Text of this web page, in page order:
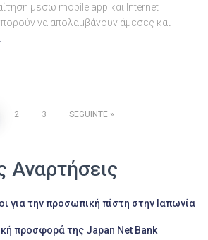
μέσω mobile app και Internet
να απολαμβάνουν άμεσες και
2 3 SEGUINTE
Αναρτήσεις
για την προσωπική πίστη στην Ιαπωνία
προσφορά της Japan Net Bank